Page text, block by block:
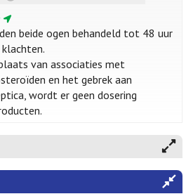
beide ogen behandeld tot 48 uur
van associaties met
en het gebrek aan
wordt er geen dosering